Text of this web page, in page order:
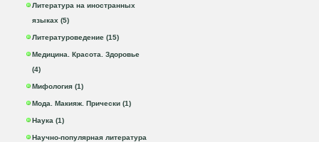
Литература на иностранных
языках (5)
Литературоведение (15)
Медицина. Красота. Здоровье
(4)
Мифология (1)
Мода. Макияж. Прически (1)
Наука (1)
Научно-популярная литература